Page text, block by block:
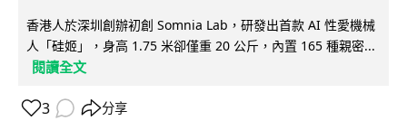
香港人於深圳創辦初創 Somnia Lab，研發出首款 AI 性愛機械
人「硅姬」，身高 1.75 米卻僅重 20 公斤，內置 165 種親密...
閱讀全文
3 分享